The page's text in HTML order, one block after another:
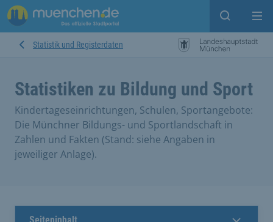
Suche
Statistik und Registerdaten
Statistiken zu Bildung und Sport
Kindertageseinrichtungen, Schulen, Sportangebote:
Die Münchner Bildungs- und Sportlandschaft in
Zahlen und Fakten (Stand: siehe Angaben in
jeweiliger Anlage).